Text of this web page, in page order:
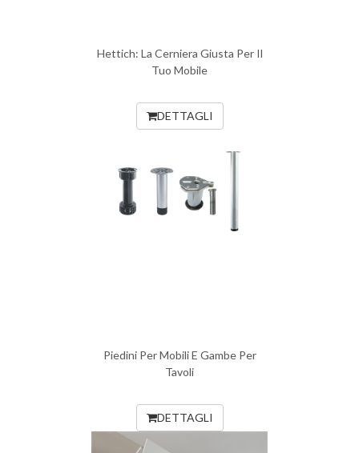
Hettich: La Cerniera Giusta Per Il
Tuo Mobile
DETTAGLI
Piedini Per Mobili E Gambe Per
Tavoli
DETTAGLI